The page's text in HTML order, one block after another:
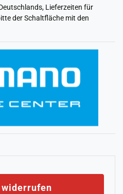
Lieferzeiten für
der Schaltfläche mit den